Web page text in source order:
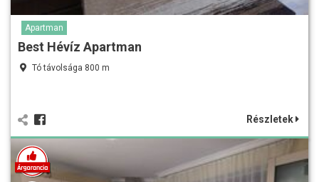
Apartman
Best Hévíz Apartman
Tó távolsága 800 m
Részletek